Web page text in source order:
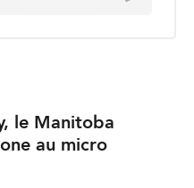
le Manitoba
au micro